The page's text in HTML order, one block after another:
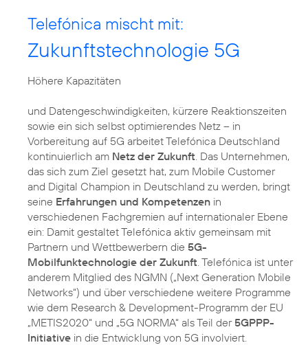
Telefónica mischt mit:
Zukunftstechnologie 5G
Höhere Kapazitäten
und Datengeschwindigkeiten, kürzere Reaktionszeiten
sowie ein sich selbst optimierendes Netz – in
Vorbereitung auf 5G arbeitet Telefónica Deutschland
kontinuierlich am Netz der Zukunft . Das Unternehmen,
das sich zum Ziel gesetzt hat, zum Mobile Customer
and Digital Champion in Deutschland zu werden, bringt
seine Erfahrungen und Kompetenzen in
verschiedenen Fachgremien auf internationaler Ebene
ein: Damit gestaltet Telefónica aktiv gemeinsam mit
Partnern und Wettbewerbern die 5G-
Mobilfunktechnologie der Zukunft . Telefónica ist unter
anderem Mitglied des NGMN („Next Generation Mobile
Networks“) und über verschiedene weitere Programme
wie dem Research & Development-Programm der EU
„METIS2020“ und „5G NORMA“ als Teil der5GPPP-
Initiative in die Entwicklung von 5G involviert.